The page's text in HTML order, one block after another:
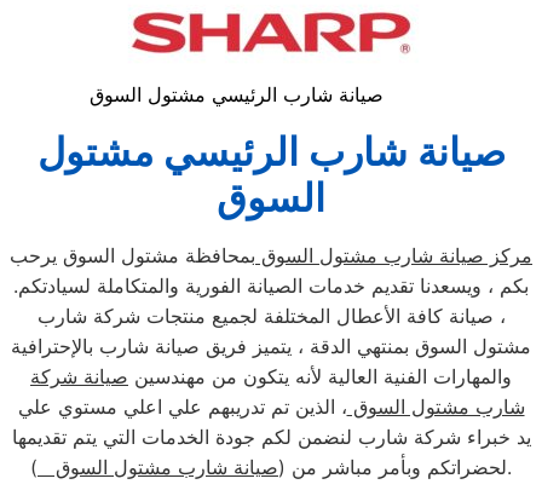
صيانة شارب الرئيسي مشتول السوق
صيانة شارب الرئيسي مشتول
السوق
مركز صيانة شارب مشتول السوق بمحافظة مشتول السوق يرحب
بكم ، ويسعدنا تقديم خدمات الصيانة الفورية والمتكاملة لسيادتكم.
، صيانة كافة الأعطال المختلفة لجميع منتجات شركة شارب
مشتول السوق بمنتهي الدقة ، يتميز فريق صيانة شارب بالإحترافية
والمهارات الفنية العالية لأنه يتكون من مهندسين صيانة شركة
شارب مشتول السوق ، الذين تم تدريبهم علي اعلي مستوي علي
يد خبراء شركة شارب لنضمن لكم جودة الخدمات التي يتم تقديمها
لحضراتكم وبأمر مباشر من (صيانة شارب مشتول السوق ).